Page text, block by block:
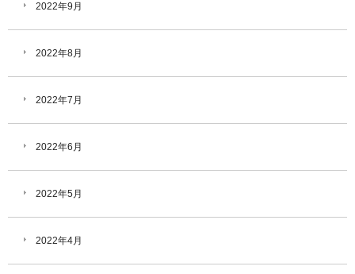
2022年9月
2022年8月
2022年7月
2022年6月
2022年5月
2022年4月